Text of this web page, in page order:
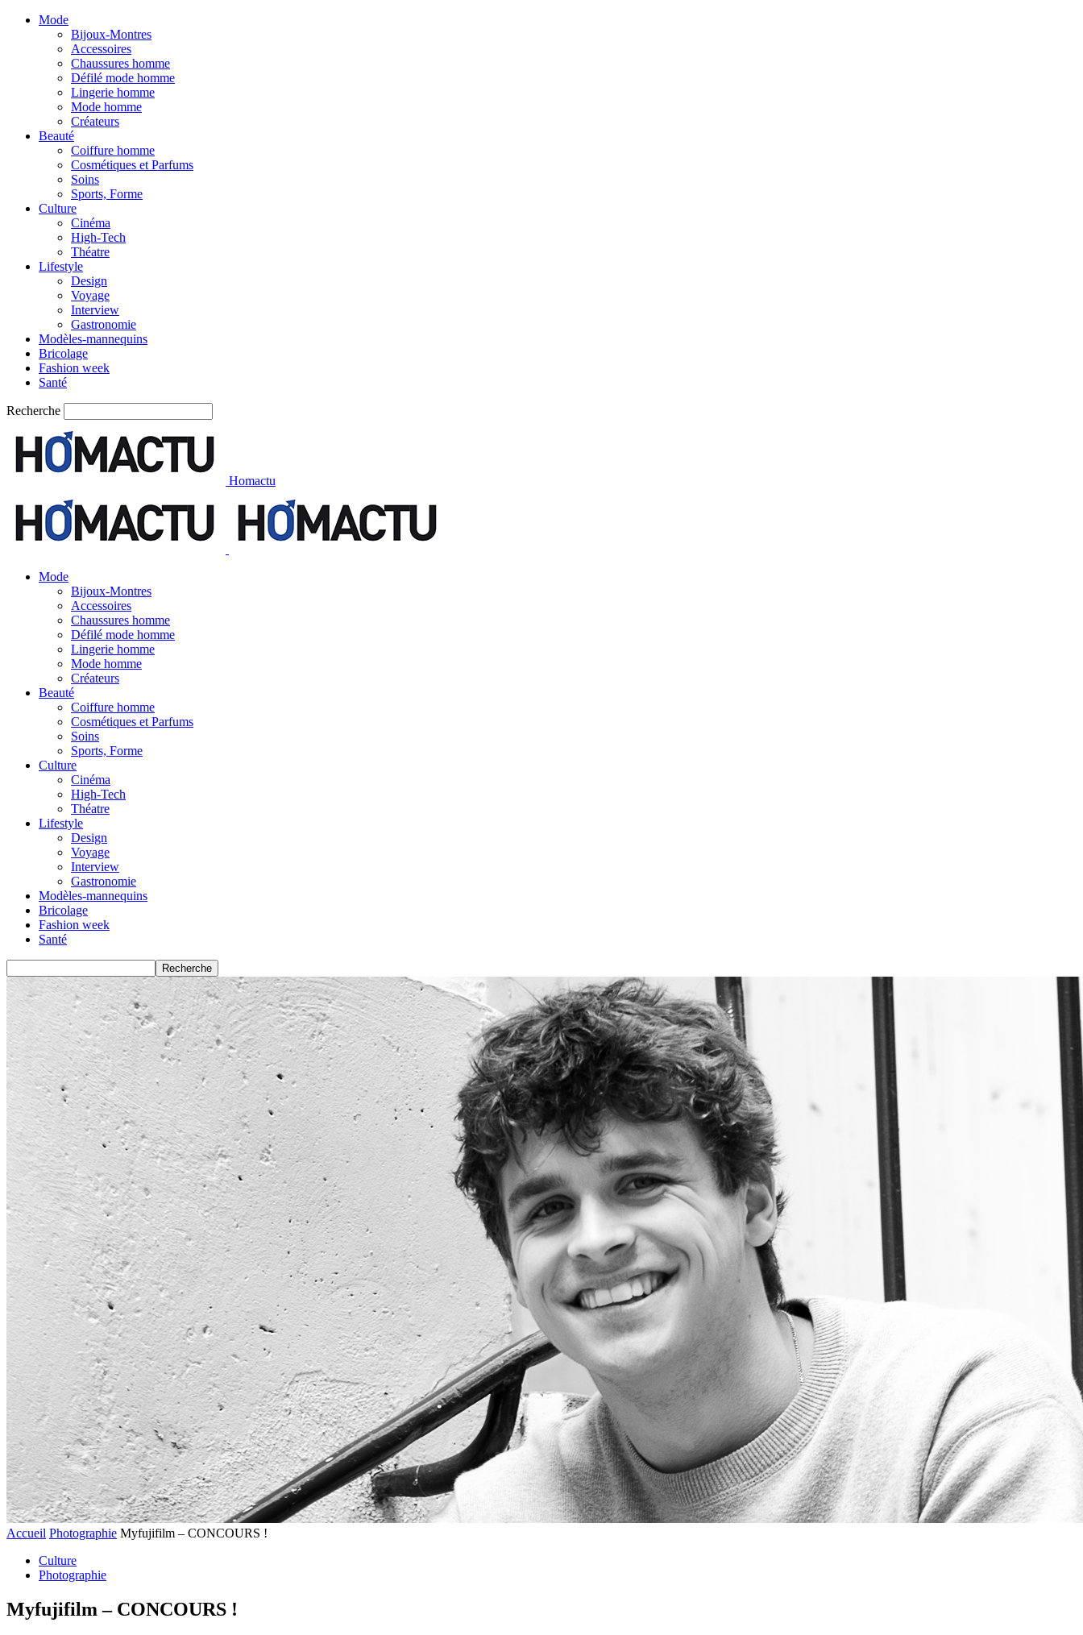
Mode
Bijoux-Montres
Accessoires
Chaussures homme
Défilé mode homme
Lingerie homme
Mode homme
Créateurs
Beauté
Coiffure homme
Cosmétiques et Parfums
Soins
Sports, Forme
Culture
Cinéma
High-Tech
Théatre
Lifestyle
Design
Voyage
Interview
Gastronomie
Modèles-mannequins
Bricolage
Fashion week
Santé
Recherche
Homactu
Mode
Bijoux-Montres
Accessoires
Chaussures homme
Défilé mode homme
Lingerie homme
Mode homme
Créateurs
Beauté
Coiffure homme
Cosmétiques et Parfums
Soins
Sports, Forme
Culture
Cinéma
High-Tech
Théatre
Lifestyle
Design
Voyage
Interview
Gastronomie
Modèles-mannequins
Bricolage
Fashion week
Santé
Accueil Photographie Myfujifilm – CONCOURS !
Culture
Photographie
Myfujifilm – CONCOURS !